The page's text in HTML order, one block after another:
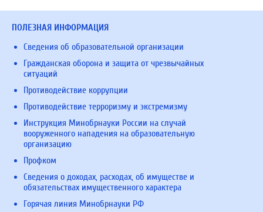
ПОЛЕЗНАЯ ИНФОРМАЦИЯ
Сведения об образовательной организации
Гражданская оборона и защита от чрезвычайных
ситуаций
Противодействие коррупции
Противодействие терроризму и экстремизму
Инструкция Минобрнауки России на случай
вооруженного нападения на образовательную
организацию
Профком
Сведения о доходах, расходах, об имуществе и
обязательствах имущественного характера
Горячая линия Минобрнауки РФ